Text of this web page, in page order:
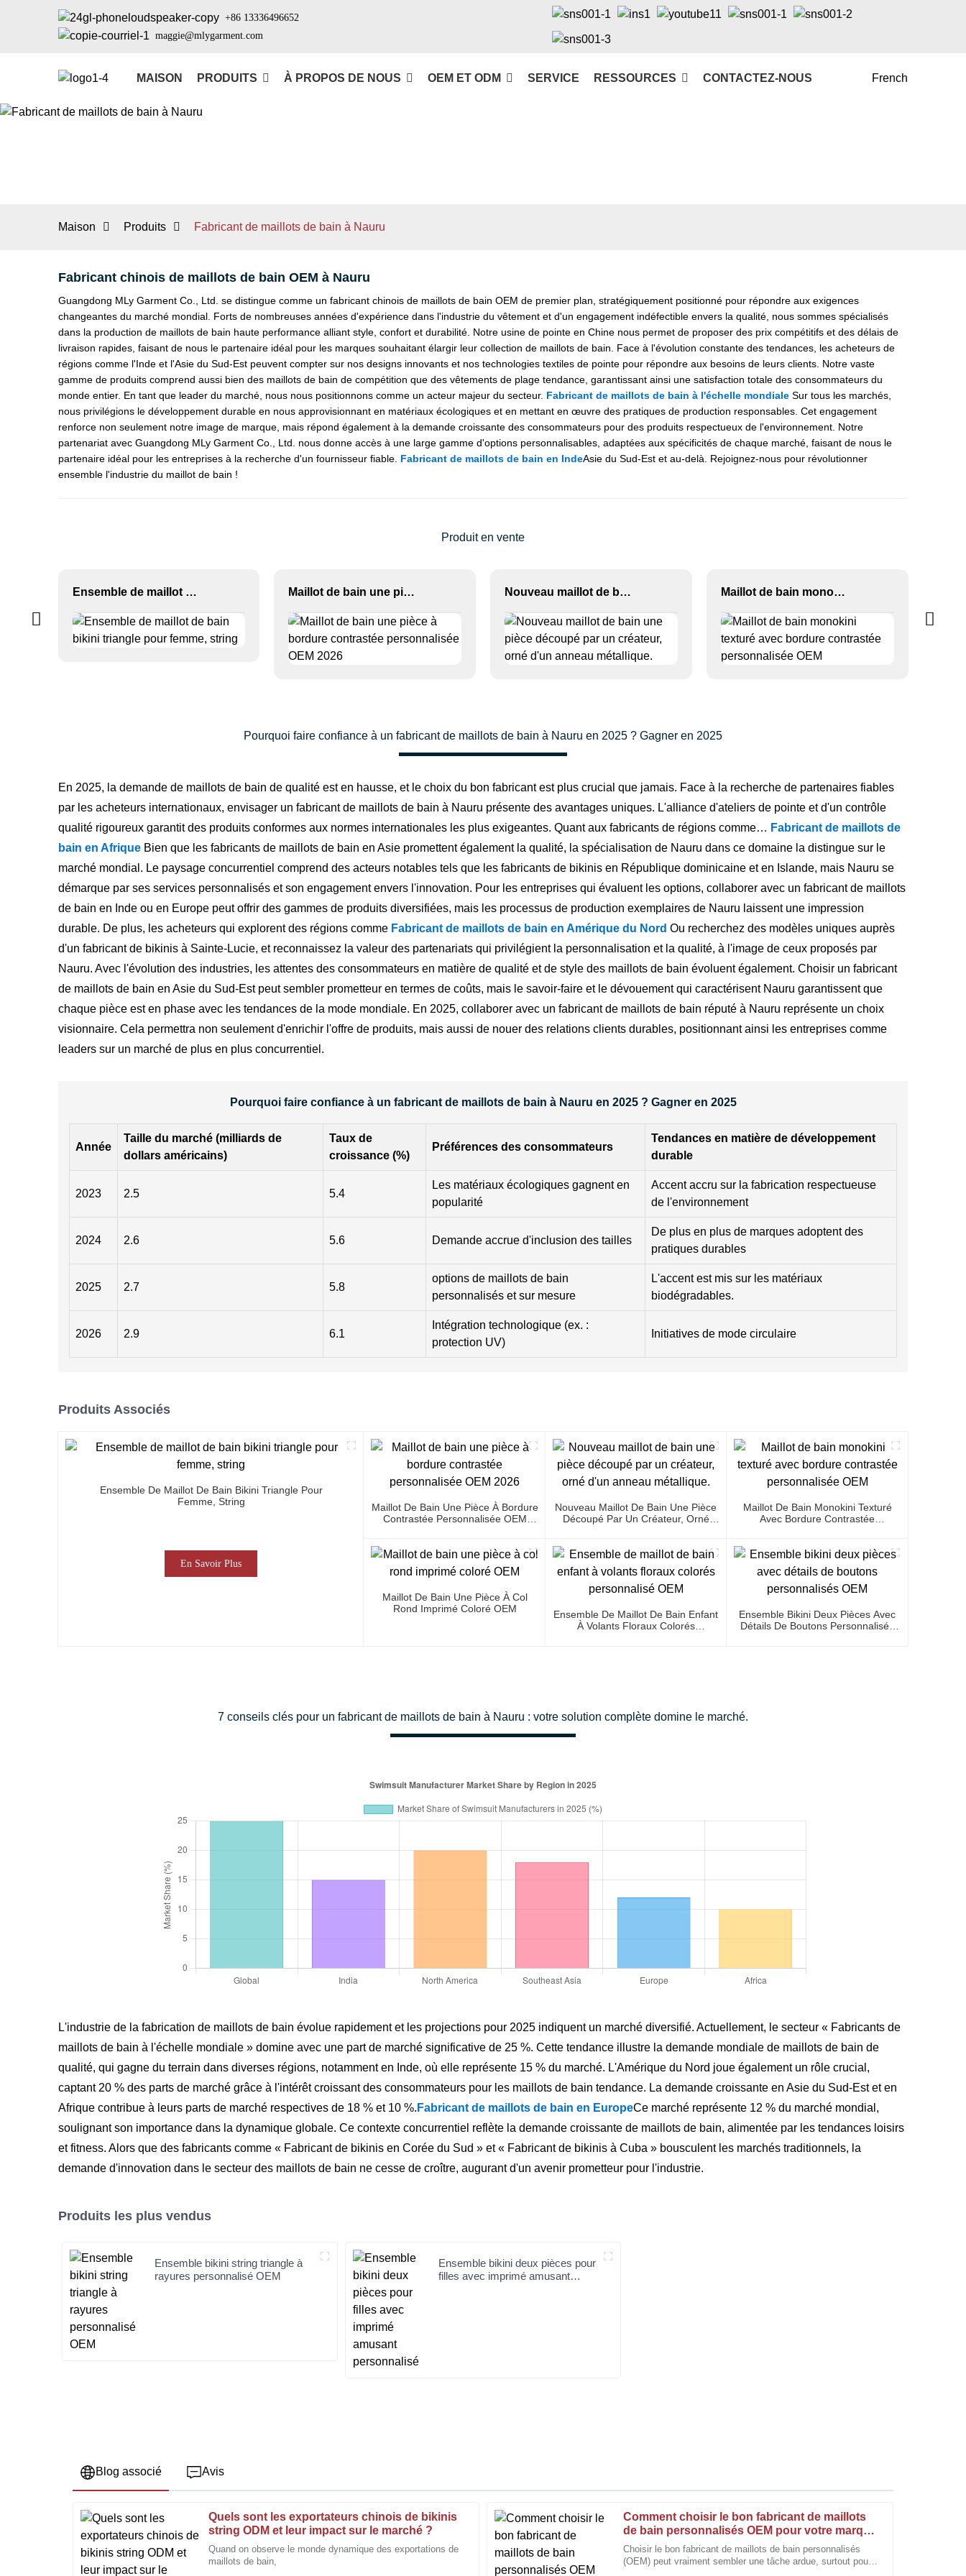
+86 13336496652
maggie@mlygarment.com
MAISON PRODUITS À PROPOS DE NOUS OEM ET ODM SERVICE RESSOURCES CONTACTEZ-NOUS French
Maison Produits Fabricant de maillots de bain à Nauru
Fabricant chinois de maillots de bain OEM à Nauru
Guangdong MLy Garment Co., Ltd. se distingue comme un fabricant chinois de maillots de bain OEM de premier plan, stratégiquement positionné pour répondre aux exigences
changeantes du marché mondial. Forts de nombreuses années d'expérience dans l'industrie du vêtement et d'un engagement indéfectible envers la qualité, nous sommes spécialisés
dans la production de maillots de bain haute performance alliant style, confort et durabilité. Notre usine de pointe en Chine nous permet de proposer des prix compétitifs et des délais de
livraison rapides, faisant de nous le partenaire idéal pour les marques souhaitant élargir leur collection de maillots de bain. Face à l'évolution constante des tendances, les acheteurs de
régions comme l'Inde et l'Asie du Sud-Est peuvent compter sur nos designs innovants et nos technologies textiles de pointe pour répondre aux besoins de leurs clients. Notre vaste
gamme de produits comprend aussi bien des maillots de bain de compétition que des vêtements de plage tendance, garantissant ainsi une satisfaction totale des consommateurs du
monde entier. En tant que leader du marché, nous nous positionnons comme un acteur majeur du secteur. Fabricant de maillots de bain à l'échelle mondialeSur tous les marchés,
nous privilégions le développement durable en nous approvisionnant en matériaux écologiques et en mettant en œuvre des pratiques de production responsables. Cet engagement
renforce non seulement notre image de marque, mais répond également à la demande croissante des consommateurs pour des produits respectueux de l'environnement. Notre
partenariat avec Guangdong MLy Garment Co., Ltd. nous donne accès à une large gamme d'options personnalisables, adaptées aux spécificités de chaque marché, faisant de nous le
partenaire idéal pour les entreprises à la recherche d'un fournisseur fiable. Fabricant de maillots de bain en IndeAsie du Sud-Est et au-delà. Rejoignez-nous pour révolutionner
ensemble l'industrie du maillot de bain !
Produit en vente
Ensemble de maillot de bain bikini triangle pour femme, string Maillot de bain une pièce à bordure contrastée personnalisée OEM 2026 Nouveau maillot de bain une pièce découpé par un créateur, orné d'un anneau métallique. Maillot de bain monokini texturé avec bordure contrastée personnalisée OEM
Pourquoi faire confiance à un fabricant de maillots de bain à Nauru en 2025 ? Gagner en 2025
En 2025, la demande de maillots de bain de qualité est en hausse, et le choix du bon fabricant est plus crucial que jamais. Face à la recherche de partenaires fiables
par les acheteurs internationaux, envisager un fabricant de maillots de bain à Nauru présente des avantages uniques. L'alliance d'ateliers de pointe et d'un contrôle
qualité rigoureux garantit des produits conformes aux normes internationales les plus exigeantes. Quant aux fabricants de régions comme… Fabricant de maillots de
bain en AfriqueBien que les fabricants de maillots de bain en Asie promettent également la qualité, la spécialisation de Nauru dans ce domaine la distingue sur le
marché mondial. Le paysage concurrentiel comprend des acteurs notables tels que les fabricants de bikinis en République dominicaine et en Islande, mais Nauru se
démarque par ses services personnalisés et son engagement envers l'innovation. Pour les entreprises qui évaluent les options, collaborer avec un fabricant de maillots
de bain en Inde ou en Europe peut offrir des gammes de produits diversifiées, mais les processus de production exemplaires de Nauru laissent une impression
durable. De plus, les acheteurs qui explorent des régions comme Fabricant de maillots de bain en Amérique du Nord Ou recherchez des modèles uniques auprès
d'un fabricant de bikinis à Sainte-Lucie, et reconnaissez la valeur des partenariats qui privilégient la personnalisation et la qualité, à l'image de ceux proposés par
Nauru. Avec l'évolution des industries, les attentes des consommateurs en matière de qualité et de style des maillots de bain évoluent également. Choisir un fabricant
de maillots de bain en Asie du Sud-Est peut sembler prometteur en termes de coûts, mais le savoir-faire et le dévouement qui caractérisent Nauru garantissent que
chaque pièce est en phase avec les tendances de la mode mondiale. En 2025, collaborer avec un fabricant de maillots de bain réputé à Nauru représente un choix
visionnaire. Cela permettra non seulement d'enrichir l'offre de produits, mais aussi de nouer des relations clients durables, positionnant ainsi les entreprises comme
leaders sur un marché de plus en plus concurrentiel.
Pourquoi faire confiance à un fabricant de maillots de bain à Nauru en 2025 ? Gagner en 2025
Année
Taille du marché (milliards de
dollars américains)
Taux de
croissance (%)
Préférences des consommateurs
Tendances en matière de développement
durable
2023 2.5 5.4
Les matériaux écologiques gagnent en
popularité
Accent accru sur la fabrication respectueuse
de l'environnement
2024 2.6 5.6 Demande accrue d'inclusion des tailles
De plus en plus de marques adoptent des
pratiques durables
2025 2.7 5.8
options de maillots de bain
personnalisés et sur mesure
L'accent est mis sur les matériaux
biodégradables.
2026 2.9 6.1
Intégration technologique (ex. :
protection UV)
Initiatives de mode circulaire
Produits Associés
Ensemble De Maillot De Bain Bikini Triangle Pour
Femme, String
En Savoir Plus
Maillot De Bain Une Pièce À Bordure
Contrastée Personnalisée OEM
Nouveau Maillot De Bain Une Pièce
Découpé Par Un Créateur, Orné
Maillot De Bain Monokini Texturé
Avec Bordure Contrastée
Maillot De Bain Une Pièce À Col
Rond Imprimé Coloré OEM
Ensemble De Maillot De Bain Enfant
À Volants Floraux Colorés
Ensemble Bikini Deux Pièces Avec
Détails De Boutons Personnalisés
7 conseils clés pour un fabricant de maillots de bain à Nauru : votre solution complète domine le marché.
L'industrie de la fabrication de maillots de bain évolue rapidement et les projections pour 2025 indiquent un marché diversifié. Actuellement, le secteur « Fabricants de
maillots de bain à l'échelle mondiale » domine avec une part de marché significative de 25 %. Cette tendance illustre la demande mondiale de maillots de bain de
qualité, qui gagne du terrain dans diverses régions, notamment en Inde, où elle représente 15 % du marché. L'Amérique du Nord joue également un rôle crucial,
captant 20 % des parts de marché grâce à l'intérêt croissant des consommateurs pour les maillots de bain tendance. La demande croissante en Asie du Sud-Est et en
Afrique contribue à leurs parts de marché respectives de 18 % et 10 %. Fabricant de maillots de bain en EuropeCe marché représente 12 % du marché mondial,
soulignant son importance dans la dynamique globale. Ce contexte concurrentiel reflète la demande croissante de maillots de bain, alimentée par les tendances loisirs
et fitness. Alors que des fabricants comme « Fabricant de bikinis en Corée du Sud » et « Fabricant de bikinis à Cuba » bousculent les marchés traditionnels, la
demande d'innovation dans le secteur des maillots de bain ne cesse de croître, augurant d'un avenir prometteur pour l'industrie.
Produits les plus vendus
Ensemble bikini string triangle à
rayures personnalisé OEM
Ensemble bikini deux pièces pour
filles avec imprimé amusant
Blog associé Avis
Quels sont les exportateurs chinois de bikinis
string ODM et leur impact sur le marché ?
Quand on observe le monde dynamique des exportations de
maillots de bain,
Comment choisir le bon fabricant de maillots
de bain personnalisés OEM pour votre marque
?
Choisir le bon fabricant de maillots de bain personnalisés
(OEM) peut vraiment sembler une tâche ardue, surtout pour
T
Thomas
Roberts
Un travail artisanal de grande qualité. L'équipe d'assistance a été très agréable à
L
Larry
Cooper
J'apprécie la grande qualité de fabrication. L'équipe du service après-vente s'est